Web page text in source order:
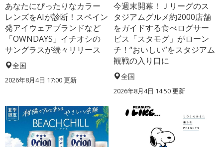
あなたにぴったりなカラー
レンズをAIが診断！スペイン
発アイウェアブランドなど
「OWNDAYS」イチオシの
サングラスが続々リリース
全国
2026年8月4日 17:00更新
今週末開幕！Ｊリーグのス
タジアムグルメ約2000店舗
をガイドする食べログサー
ビス「スタモグ」がローン
チ！“おいしい”をスタジアム
観戦の入り口に
全国
2026年8月4日 14:50更新